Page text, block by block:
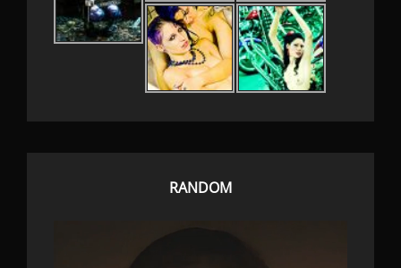
RANDOM